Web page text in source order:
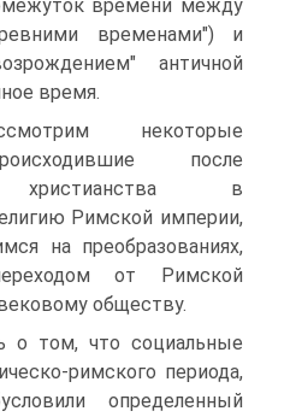
времени между
временами") и
античной
время.
некоторые
после
христианства в
Римской империи,
на преобразованиях,
от Римской
обществу.
о том, что социальные
римского периода,
определенный